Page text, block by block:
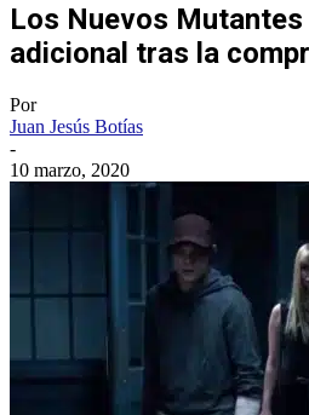
Los Nuevos
adicional tras la
Por
Juan Jesús Botías
-
10 marzo, 2020